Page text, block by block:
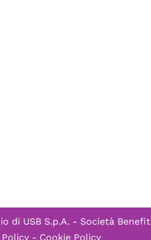
di USB S.p.A. - Società Benefit
Policy - Cookie Policy